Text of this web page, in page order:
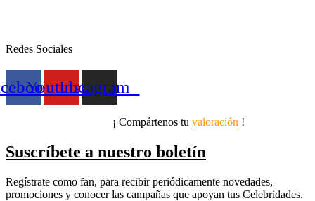
Redes Sociales
YoutubeInstagram
¡ Compártenos tu valoración !
Suscríbete a nuestro boletín
Regístrate como fan, para recibir periódicamente novedades,
promociones y conocer las campañas que apoyan tus Celebridades.